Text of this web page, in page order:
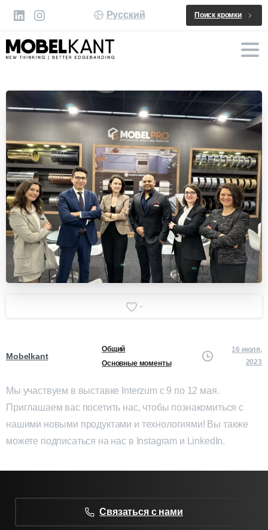
Русский Поиск кромки
-
Mobelkant
Общий
Основные моменты
16 июля,
2023
Мы участвуем в выставке Interzum с 9 по 12 мая.
Приглашаем вас посетить нас, чтобы познакомиться с
нашими новыми продуктами и технологиями! Вы также
можете подписаться на нас в Instagram и LinkedIn.
Связаться с нами